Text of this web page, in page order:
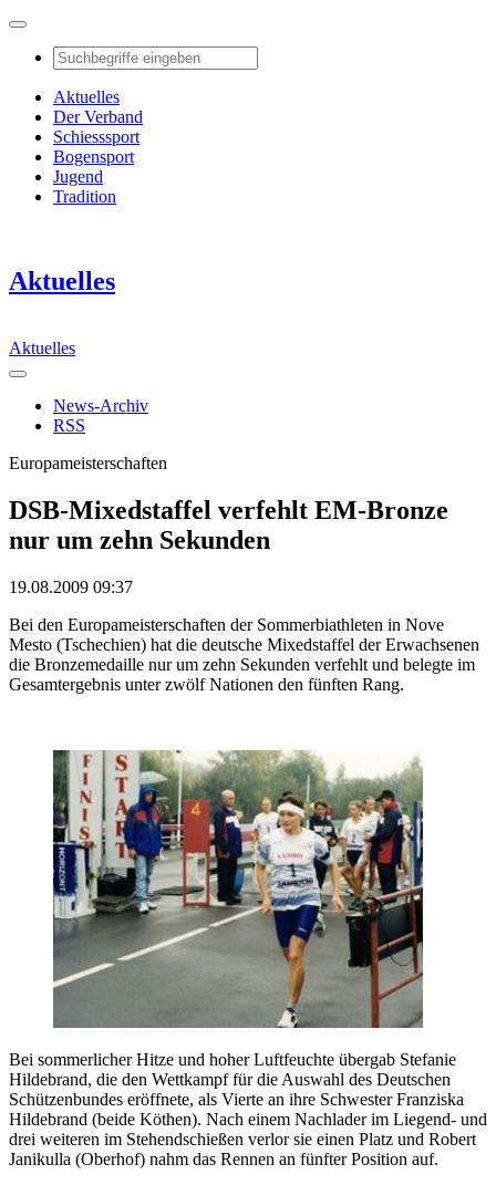
Aktuelles
Der Verband
Schiesssport
Bogensport
Jugend
Tradition
Aktuelles
Aktuelles
News-Archiv
RSS
Europameisterschaften
DSB-Mixedstaffel verfehlt EM-Bronze
nur um zehn Sekunden
19.08.2009 09:37
Bei den Europameisterschaften der Sommerbiathleten in Nove
Mesto (Tschechien) hat die deutsche Mixedstaffel der Erwachsenen
die Bronzemedaille nur um zehn Sekunden verfehlt und belegte im
Gesamtergebnis unter zwölf Nationen den fünften Rang.
Bei sommerlicher Hitze und hoher Luftfeuchte übergab Stefanie
Hildebrand, die den Wettkampf für die Auswahl des Deutschen
Schützenbundes eröffnete, als Vierte an ihre Schwester Franziska
Hildebrand (beide Köthen). Nach einem Nachlader im Liegend- und
drei weiteren im Stehendschießen verlor sie einen Platz und Robert
Janikulla (Oberhof) nahm das Rennen an fünfter Position auf.